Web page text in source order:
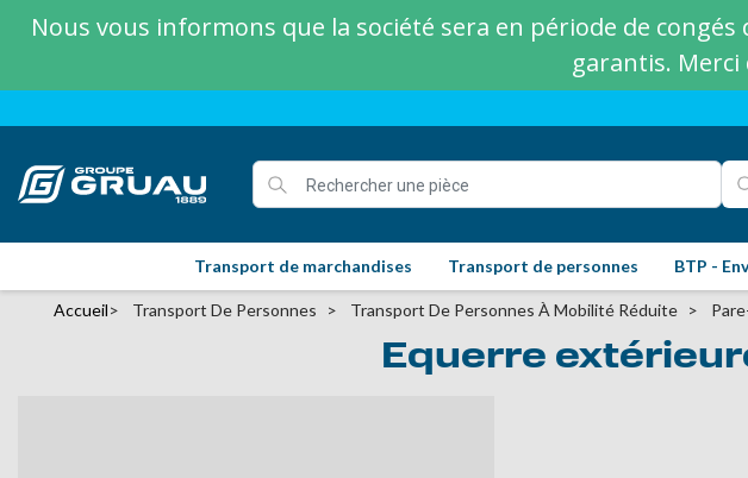
Nous vous informons que la société sera en période de
garantis.
Transport de marchandises Transport de personnes BTP -
Accueil Transport De Personnes Transport De Personnes À Mobilité Réduite
Equerre